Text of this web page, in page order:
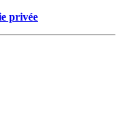
privée